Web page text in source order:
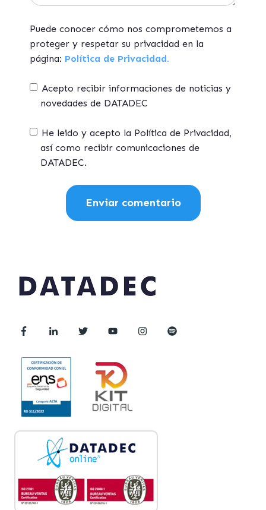
Puede conocer cómo nos comprometemos a
proteger y respetar su privacidad en la
página: Política de Privacidad.
Acepto recibir informaciones de noticias y
novedades de DATADEC
He leido y acepto la Política de Privacidad,
así como recibir comunicaciones de
DATADEC.